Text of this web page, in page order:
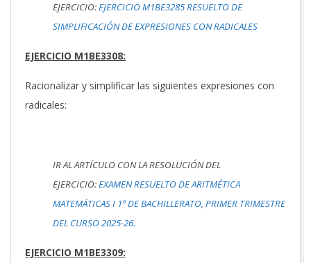
EJERCICIO:EJERCICIO M1BE3285 RESUELTO DE
SIMPLIFICACIÓN DE EXPRESIONES CON RADICALES
EJERCICIO M1BE3308:
Racionalizar y simplificar las siguientes expresiones con
radicales:
IR AL ARTÍCULO CON LA RESOLUCIÓN DEL
EJERCICIO:EXAMEN RESUELTO DE ARITMÉTICA
MATEMÁTICAS I 1º DE BACHILLERATO, PRIMER TRIMESTRE
DEL CURSO 2025-26.
EJERCICIO M1BE3309: